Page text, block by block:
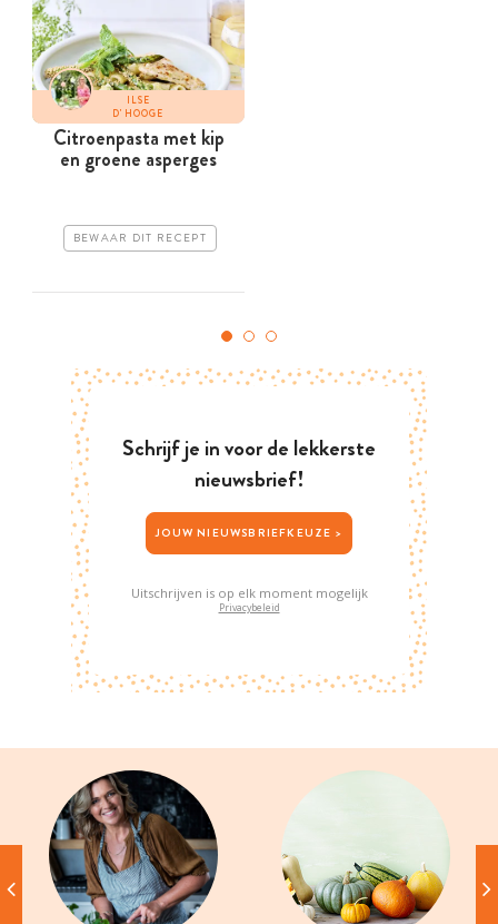
ILSE
D'HOOGE
Citroenpasta met kip
en groene asperges
BEWAAR DIT RECEPT
Schrijf je in voor de lekkerste
nieuwsbrief!
JOUW NIEUWSBRIEFKEUZE >
Uitschrijven is op elk moment mogelijk
Privacybeleid